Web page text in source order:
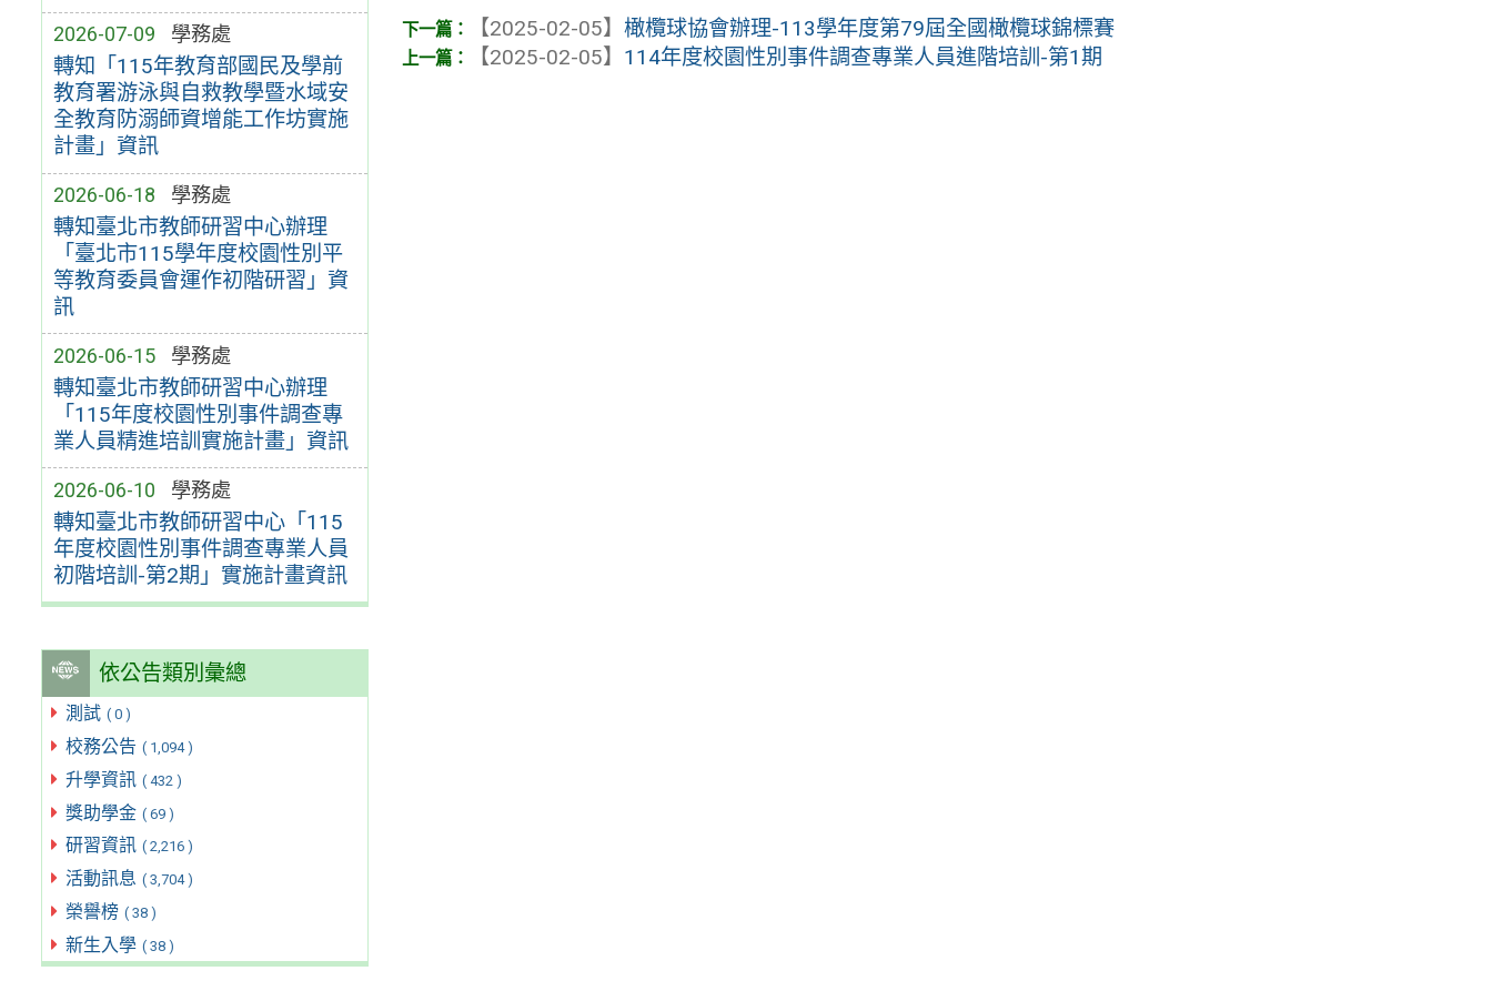
2026-07-09 學務處
轉知「115年教育部國民及學前
教育署游泳與自救教學暨水域安
全教育防溺師資增能工作坊實施
計畫」資訊
2026-06-18 學務處
轉知臺北市教師研習中心辦理
「臺北市115學年度校園性別平
等教育委員會運作初階研習」資
訊
2026-06-15 學務處
轉知臺北市教師研習中心辦理
「115年度校園性別事件調查專
業人員精進培訓實施計畫」資訊
2026-06-10 學務處
轉知臺北市教師研習中心「115
年度校園性別事件調查專業人員
初階培訓-第2期」實施計畫資訊
依公告類別彙總
測試 ( 0 )
校務公告 ( 1,094 )
升學資訊 ( 432 )
獎助學金 ( 69 )
研習資訊 ( 2,216 )
活動訊息 ( 3,704 )
榮譽榜 ( 38 )
新生入學 ( 38 )
【2025-02-05】橄欖球協會辦理-113學年度第79屆全國橄欖球錦標賽
【2025-02-05】 114年度校園性別事件調查專業人員進階培訓-第1期